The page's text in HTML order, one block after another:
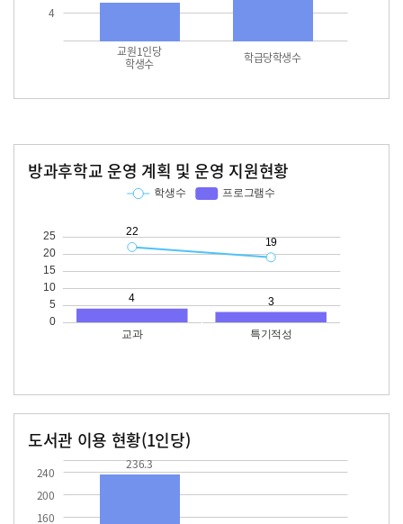
4
교원1인당
학생수 학급당학생수
방과후학교 운영 계획 및 운영 지원현황
도서관 이용 현황(1인당)
160
200
240
236.3